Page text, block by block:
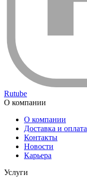
Rutube
О компании
О компании
Доставка и оплата
Контакты
Новости
Карьера
Услуги